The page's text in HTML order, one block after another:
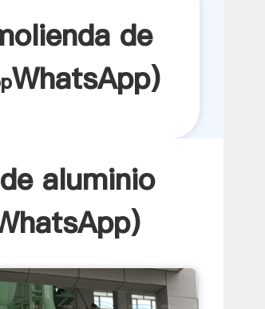
de
WhatsApp)
aluminio
)